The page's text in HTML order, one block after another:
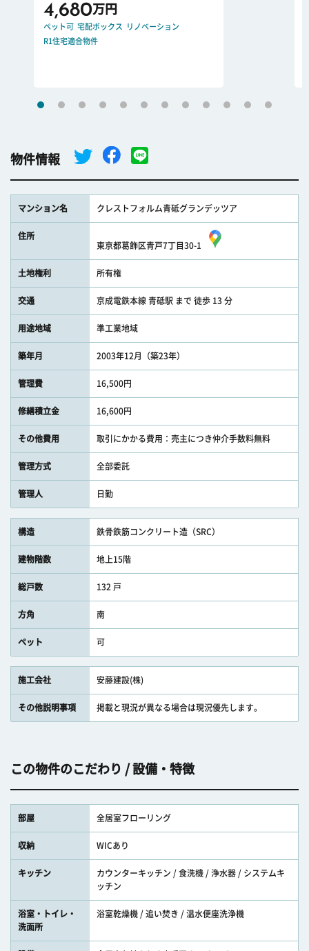
4,680万円
ペット可 宅配ボックス
リノベーション
R1住宅適合物件
物件情報
マンション名 クレストフォルム青砥グランデッツア
住所
東京都葛飾区青戸7丁目30-1
土地権利 所有権
交通 京成電鉄本線 青砥駅 まで 徒歩 13 分
用途地域 準工業地域
築年月 2003年12月（築23年）
管理費 16,500円
修繕積立金 16,600円
その他費用 取引にかかる費用：売主につき仲介手数料無料
管理方式 全部委託
管理人 日勤
構造 鉄骨鉄筋コンクリート造（SRC）
建物階数 地上15階
総戸数 132 戸
方角 南
ペット 可
施工会社 安藤建設(株)
その他説明事項 掲載と現況が異なる場合は現況優先します。
この物件のこだわり / 設備・特徴
部屋 全居室フローリング
収納 WICあり
キッチン
カウンターキッチン / 食洗機 / 浄水器 / システムキ
ッチン
浴室・トイレ・
洗面所
浴室乾燥機 / 追い焚き / 温水便座洗浄機